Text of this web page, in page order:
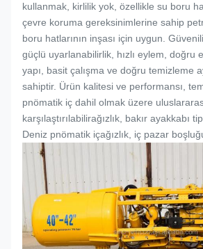
kullanmak, kirlilik yok, özellikle su boru
çevre koruma gereksinimlerine sahip
boru hatlarının inşası için uygun.
güçlü uyarlanabilirlik, hızlı eylem, doğru
yapı, basit çalışma ve doğru temizleme
sahiptir. Ürün kalitesi ve performansı,
pnömatik iç dahil olmak üzere
karşılaştırılabilirağızlık, bakır ayakkabı
Deniz pnömatik içağızlık, iç pazar